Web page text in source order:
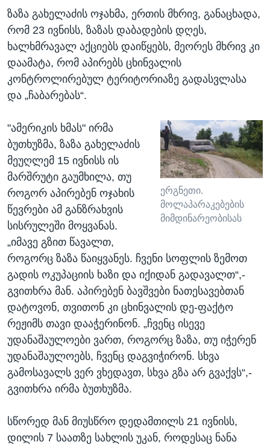
ზაზა გახელაძის ოჯახმა, ერთის მხრივ, განაცხადა,
რომ 23 ივნისს, ზაზას დაბადების დღეს,
ხალხმრავალ აქციებს დაიწყებს, მეორეს მხრივ კი
დაამატა, რომ აპირებს ცხინვალის
კონტროლირებულ ტერიტორიაზე გადასვლასა
და „ჩაბარებას“.
ერგნეთი.
მოლაპარაკებების
მიმდინარეობისას
"ამერიკის ხმას" ირმა
ბუთხუზმა, ზაზა გახელაძის
მეუღლემ 15 ივნისს ის
მარშრუტი გაუმხილა, თუ
როგორ აპირებენ ოჯახის
წევრები ამ განზრახვის
სისრულეში მოყვანას.
„იმავე გზით წავალთ,
როგორც ზაზა წაიყვანეს. ჩვენი სოფლის ზემოთ
გადის ოკუპაციის ხაზი და იქიდან გადავალთ“,-
გვითხრა მან. აპირებენ ბავშვები ნათესავებთან
დატოვონ, თვითონ კი ცხინვალის დე-ფაქტო
რეჟიმს თავი დააჭერინონ. „ჩვენც ისევე
უდანაშაულოები ვართ, როგორც ზაზა, თუ იჭერენ
უდანაშაულოებს, ჩვენც დაგვიჭირონ. სხვა
გამოსავალს ვერ ვხედავთ, სხვა გზა არ გვაქვს“,-
გვითხრა ირმა ბუთხუზმა.
სწორედ მან მიუსწრო დედამთილს 21 ივნისს,
დილის 7 საათზე სახლის უკან, როდესაც ნანა